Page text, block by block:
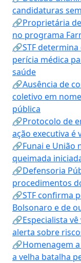
candidaturas
🔗Proprietária
no programa
🔗STF
perícia médica
saúde
🔗Ausência de
coletivo em
pública
🔗Protocolo de
ação executiva é
🔗Funai e União
queimada
🔗Defensoria
procedimentos
🔗STF confirma
Bolsonaro e de
🔗Especialista
alerta sobre
🔗Homenagem a
a velha batalha